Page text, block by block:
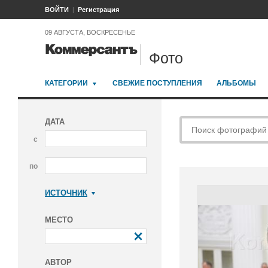
ВОЙТИ Регистрация
09 АВГУСТА, ВОСКРЕСЕНЬЕ
Фото
КАТЕГОРИИ СВЕЖИЕ ПОСТУПЛЕНИЯ АЛЬБОМЫ
ДАТА
с
по
ИСТОЧНИК
МЕСТО
АВТОР